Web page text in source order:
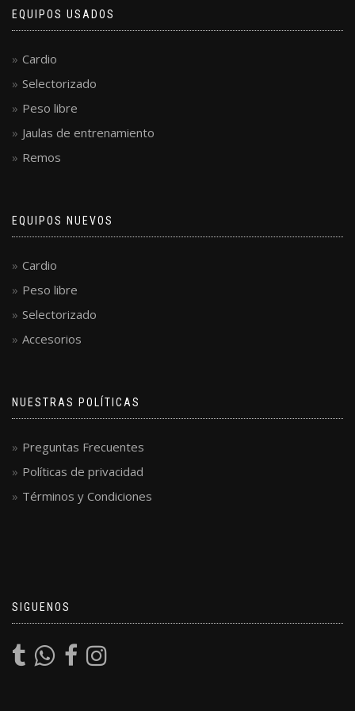
EQUIPOS USADOS
Cardio
Selectorizado
Peso libre
Jaulas de entrenamiento
Remos
EQUIPOS NUEVOS
Cardio
Peso libre
Selectorizado
Accesorios
NUESTRAS POLÍTICAS
Preguntas Frecuentes
Políticas de privacidad
Términos y Condiciones
SIGUENOS